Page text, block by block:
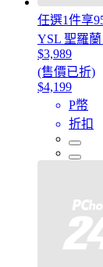
任選1件享
YSL 聖羅
$3,989
(售價已折)
$4,199
P幣
折扣